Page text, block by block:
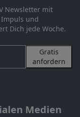
Newsletter mit
und
Dich jede Woche.
Gratis
anfordern
Medien